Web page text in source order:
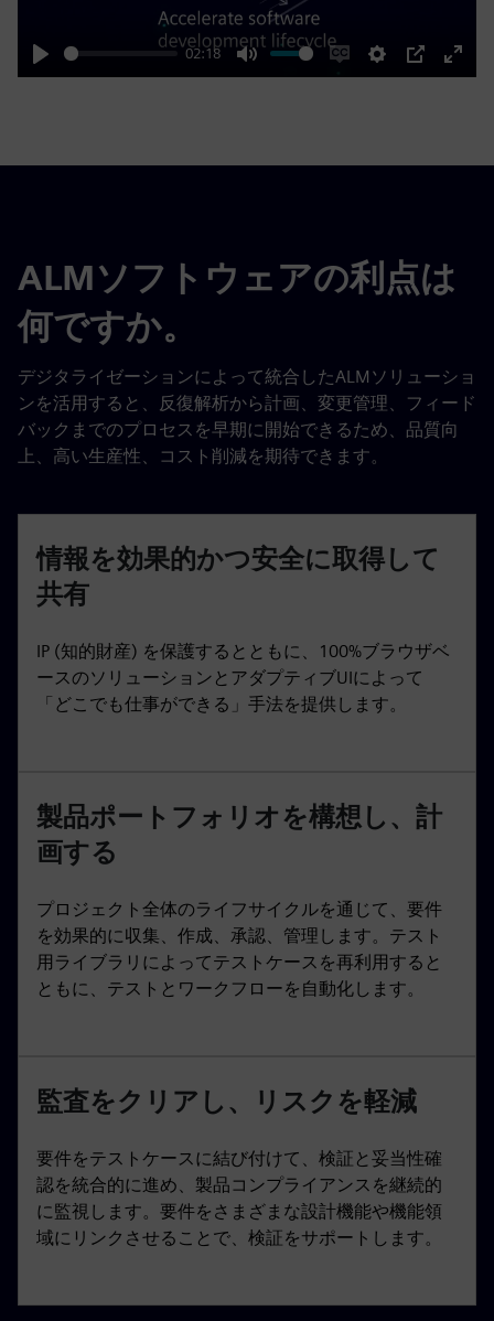
Play
02:18
Mute
EnableSettings
PIP
Enter
ALMソフトウェアの利点は
何ですか。
デジタライゼーションによって統合したALMソリューショ
ンを活用すると、反復解析から計画、変更管理、フィード
バックまでのプロセスを早期に開始できるため、品質向
上、高い生産性、コスト削減を期待できます。
情報を効果的かつ安全に取得して
共有
IP (知的財産) を保護するとともに、100%ブラウザベ
ースのソリューションとアダプティブUIによって
「どこでも仕事ができる」手法を提供します。
製品ポートフォリオを構想し、計
画する
プロジェクト全体のライフサイクルを通じて、要件
を効果的に収集、作成、承認、管理します。テスト
用ライブラリによってテストケースを再利用すると
ともに、テストとワークフローを自動化します。
監査をクリアし、リスクを軽減
要件をテストケースに結び付けて、検証と妥当性確
認を統合的に進め、製品コンプライアンスを継続的
に監視します。要件をさまざまな設計機能や機能領
域にリンクさせることで、検証をサポートします。